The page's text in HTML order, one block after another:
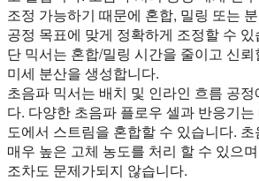
조정 가능하기 때문에 혼합, 밀링 또는
공정 목표에 맞게 정확하게 조정할 수
단 믹서는 혼합/밀링 시간을 줄이고 신
미세 분산을 생성합니다.
초음파 믹서는 배치 및 인라인 흐름 공
다. 다양한 초음파 플로우 셀과 반응기
도에서 스트림을 혼합할 수 있습니다.
매우 높은 고체 농도를 처리 할 수 있으
조차도 문제가되지 않습니다.